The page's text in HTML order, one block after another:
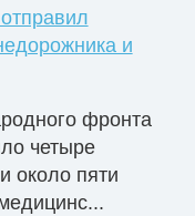
и
фронта
четыре
около пяти